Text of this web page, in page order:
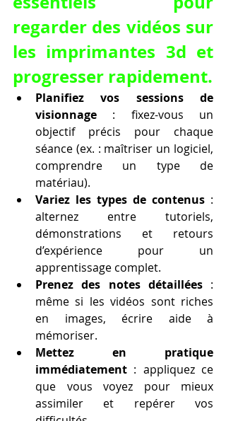
regarder des vidéos sur
les imprimantes 3d et
progresser rapidement.
Planifiez vos sessions de
visionnage : fixez-vous un
objectif précis pour chaque
séance (ex. : maîtriser un logiciel,
comprendre un type de
matériau).
Variez les types de contenus :
alternez entre tutoriels,
démonstrations et retours
d’expérience pour un
apprentissage complet.
Prenez des notes détaillées :
même si les vidéos sont riches
en images, écrire aide à
mémoriser.
Mettez en pratique
immédiatement : appliquez ce
que vous voyez pour mieux
assimiler et repérer vos